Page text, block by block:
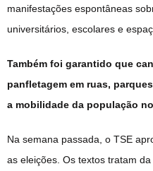
manifestações espontâneas
universitários, escolares e
Também foi garantido que
panfletagem em ruas,
a mobilidade da população
Na semana passada, o TSE
as eleições. Os textos tratam